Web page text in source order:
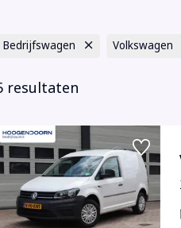
Bedrijfswagen Volkswagen
resultaten